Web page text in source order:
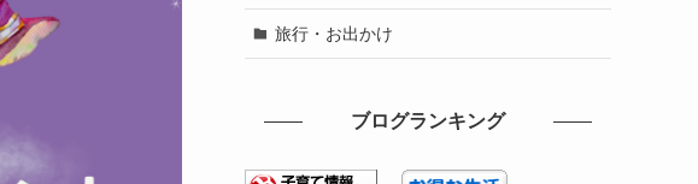
旅行・お出かけ
ブログランキング